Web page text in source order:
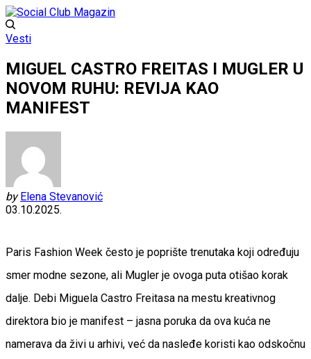
Vesti
MIGUEL CASTRO FREITAS I MUGLER U
NOVOM RUHU: REVIJA KAO
MANIFEST
by Elena Stevanović
03.10.2025.
Paris Fashion Week često je poprište trenutaka koji određuju
smer modne sezone, ali Mugler je ovoga puta otišao korak
dalje. Debi Miguela Castro Freitasa na mestu kreativnog
direktora bio je manifest – jasna poruka da ova kuća ne
namerava da živi u arhivi, već da nasleđe koristi kao odskočnu